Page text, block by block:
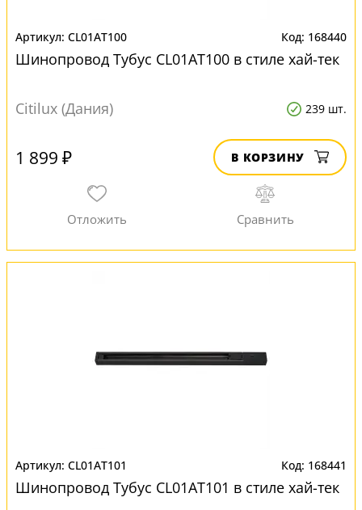
CL01AT100 168440
Шинопровод Тубус CL01AT100 в стиле хай-тек
Citilux (Дания) 239 шт.
1 899 ₽ В КОРЗИНУ
CL01AT101 168441
Шинопровод Тубус CL01AT101 в стиле хай-тек